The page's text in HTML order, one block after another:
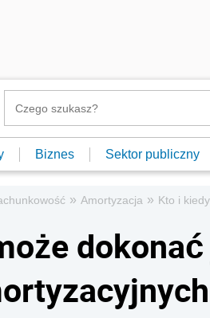
Biznes Sektor publiczny
» Amortyzacja » Kto i